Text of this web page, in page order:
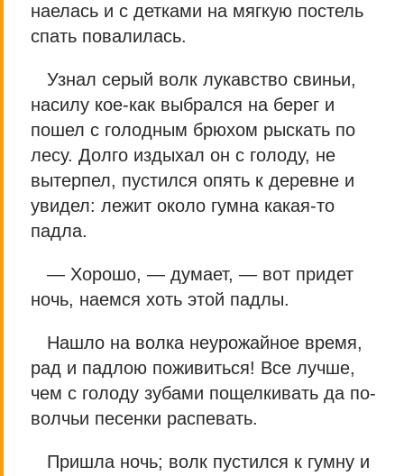
наелась и с детками на мягкую постель
спать повалилась.
Узнал серый волк лукавство свиньи,
насилу кое-как выбрался на берег и
пошел с голодным брюхом рыскать по
лесу. Долго издыхал он с голоду, не
вытерпел, пустился опять к деревне и
увидел: лежит около гумна какая-то
падла.
— Хорошо, — думает, — вот придет
ночь, наемся хоть этой падлы.
Нашло на волка неурожайное время,
рад и падлою поживиться! Все лучше,
чем с голоду зубами пощелкивать да по-
волчьи песенки распевать.
Пришла ночь; волк пустился к гумну и